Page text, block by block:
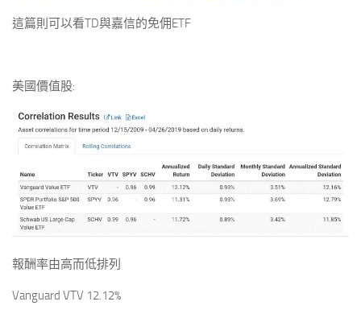
這篇則可以看TD與嘉信的免佣ETF
美國價值股:
報酬率由高而低排列
Vanguard VTV 12.12%